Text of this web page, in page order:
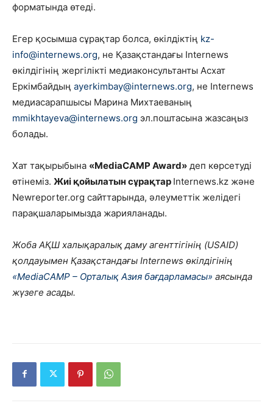
форматында өтеді.
Егер қосымша сұрақтар болса, өкілдіктің kz-
info@internews.org, не Қазақстандағы Internews
өкілдігінің жергілікті медиаконсультанты Асхат
Еркімбайдың ayerkimbay@internews.org, не Internews
медиасарапшысы Марина Михтаеваның
mmikhtayeva@internews.org эл.поштасына жазсаңыз
болады.
Хат тақырыбына «MediaCAMP Award» деп көрсетуді
өтінеміз. Жиі қойылатын сұрақтар Internews.kz және
Newreporter.org сайттарында, әлеуметтік желідегі
парақшаларымызда жарияланады.
Жоба АҚШ халықаралық даму агенттігінің (USAID)
қолдауымен Қазақстандағы Internews өкілдігінің
«MediaCAMP – Орталық Азия бағдарламасы» аясында
жүзеге асады.